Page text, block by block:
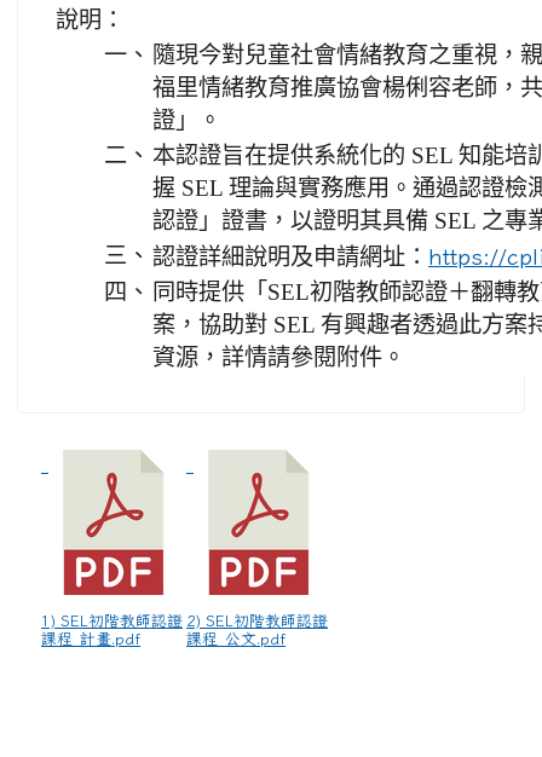
說明：
一、 隨現今對兒童社會情緒教育之重視，
福里情緒教育推廣協會楊俐容老師，
證」。
二、 本認證旨在提供系統化的 SEL 知能培
握 SEL 理論與實務應用。通過認證檢
認證」證書，以證明其具備 SEL 之專
三、 認證詳細說明及申請網址： https://
四、 同時提供「SEL初階教師認證＋翻轉
案，協助對 SEL 有興趣者透過此方案
資源，詳情請參閱附件。
1) SEL初階教師認證
課程_計畫.pdf
2) SEL初階教師認證
課程_公文.pdf